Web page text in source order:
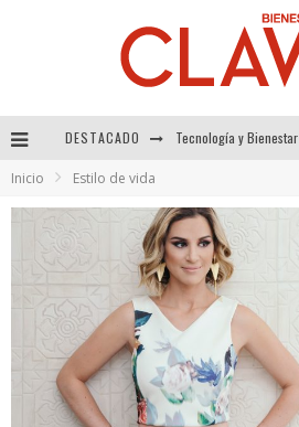
DESTACADO
Inicio Estilo de vida